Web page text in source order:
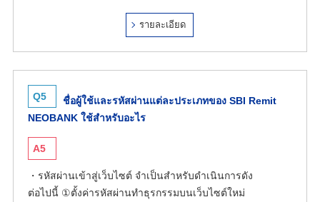
รายละเอียด
Q5
ชื่อผู้ใช้และรหัสผ่านแต่ละประเภทของ SBI Remit
NEOBANK ใช้สำหรับอะไร
A5
・รหัสผ่านเข้าสู่เว็บไซต์ จำเป็นสำหรับดำเนินการดัง
ต่อไปนี้ ①ตั้งค่ารหัสผ่านทำธุรกรรมบนเว็บไซต์ใหม่